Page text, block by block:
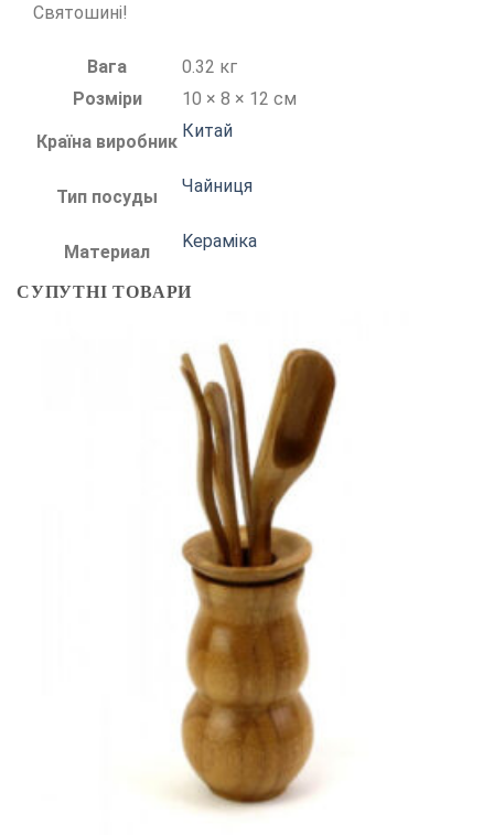
Святошині!
Вага
0.32 кг
Розміри
10 × 8 × 12 см
Країна виробник
Китай
Тип посуды
Чайниця
Материал
Kераміка
СУПУТНІ ТОВАРИ